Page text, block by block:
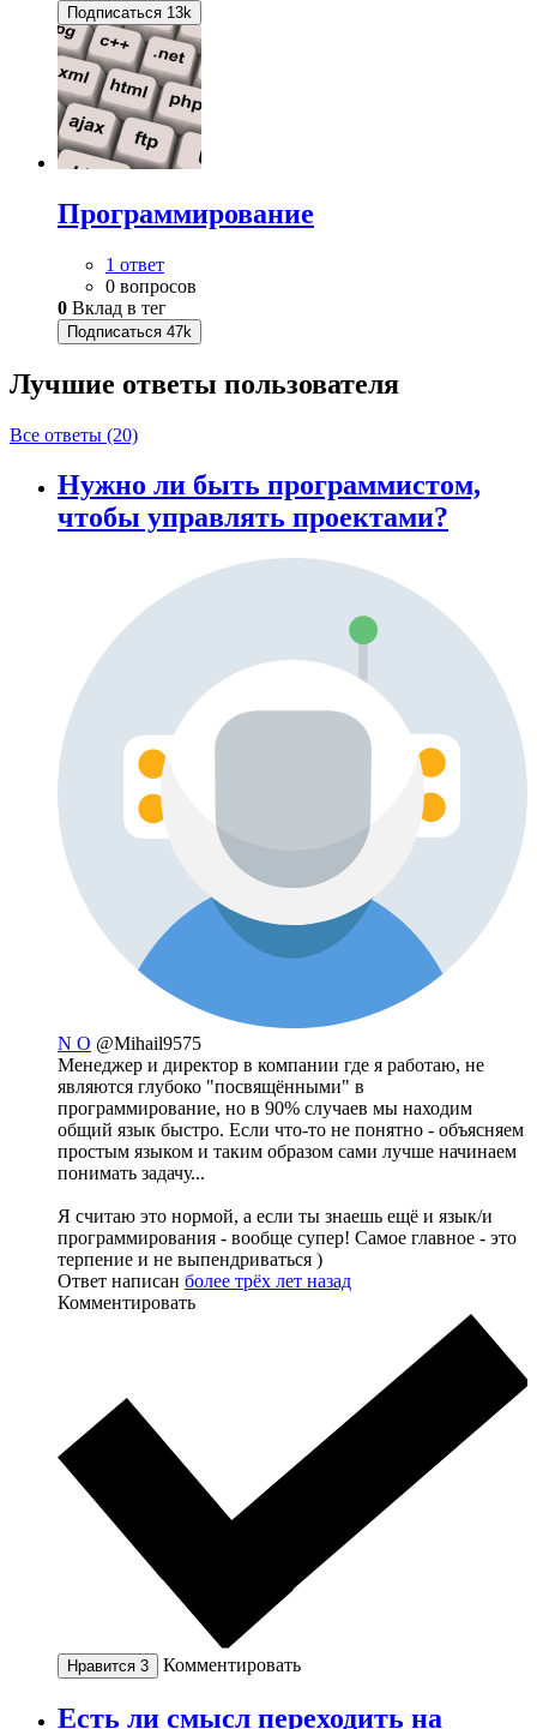
Подписаться 13k
Программирование
1 ответ
0 вопросов
0 Вклад в тег
Подписаться 47k
Лучшие ответы пользователя
Все ответы (20)
Нужно ли быть программистом,
чтобы управлять проектами?
N O @Mihail9575
Менеджер и директор в компании где я работаю, не
являются глубоко "посвящёнными" в
программирование, но в 90% случаев мы находим
общий язык быстро. Если что-то не понятно - объясняем
простым языком и таким образом сами лучше начинаем
понимать задачу...
Я считаю это нормой, а если ты знаешь ещё и язык/и
программирования - вообще супер! Самое главное - это
терпение и не выпендриваться )
Ответ написан более трёх лет назад
Комментировать
Нравится 3 Комментировать
Есть ли смысл переходить на